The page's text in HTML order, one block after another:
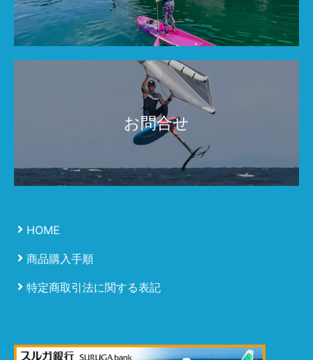
お問合せ
HOME
商品購入手順
特定商取引法に関する表記